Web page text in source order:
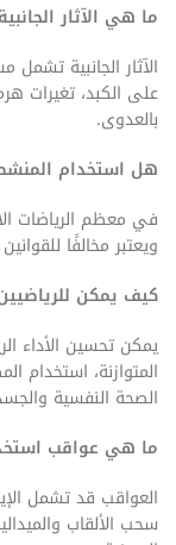
ما هي الآثار
الآثار الجانبية تشمل
على الكبد، تغيرات
بالعدوى.
هل استخدام
في معظم الرياضات
ويعتبر مخالفًا
كيف يمكن
يمكن تحسين الأداء
المتوازنة، استخدام
الصحة النفسية
ما هي عواقب
العواقب قد تشمل
سحب الألقاب